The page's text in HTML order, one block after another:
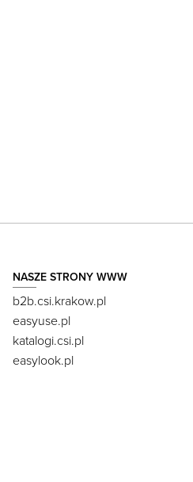
NASZE STRONY WWW
b2b.csi.krakow.pl
easyuse.pl
katalogi.csi.pl
easylook.pl